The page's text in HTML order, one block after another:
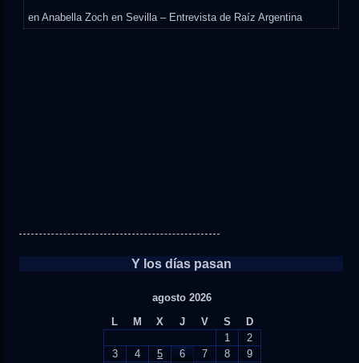
enAnabella Zoch en Sevilla – Entrevista de Raíz Argentina
Y los días pasan
agosto 2026
L
M X J V S
D
1
2
3
4 5 6 7 8
9